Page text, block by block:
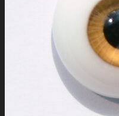
购物车
购物车里没有产品